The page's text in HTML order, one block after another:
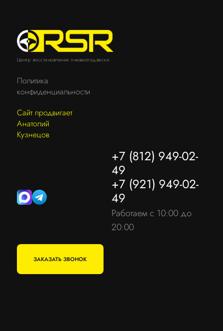
Центр восстановления пневмоподвески
Политика
конфиденциальности
Сайт продвигает
Анатолий
Кузнецов
+7 (812) 949-02-
49
+7 (921) 949-02-
49
Работаем с 10:00 до
20:00
ЗАКАЗАТЬ ЗВОНОК